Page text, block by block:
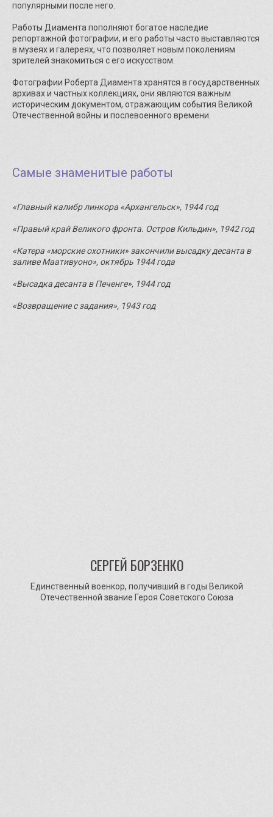
популярными после него.
Работы Диамента пополняют богатое наследие
репортажной фотографии, и его работы часто выставляются
в музеях и галереях, что позволяет новым поколениям
зрителей знакомиться с его искусством.
Фотографии Роберта Диамента хранятся в государственных
архивах и частных коллекциях, они являются важным
историческим документом, отражающим события Великой
Отечественной войны и послевоенного времени.
Самые знаменитые работы
«Главный калибр линкора «Архангельск», 1944 год
«Правый край Великого фронта. Остров Кильдин», 1942 год
«Катера «морские охотники» закончили высадку десанта в
заливе Маативуоно», октябрь 1944 года
«Высадка десанта в Печенге», 1944 год
«Возвращение с задания», 1943 год
СЕРГЕЙ БОРЗЕНКО
Единственный военкор, получивший в годы Великой
Отечественной звание Героя Советского Союза